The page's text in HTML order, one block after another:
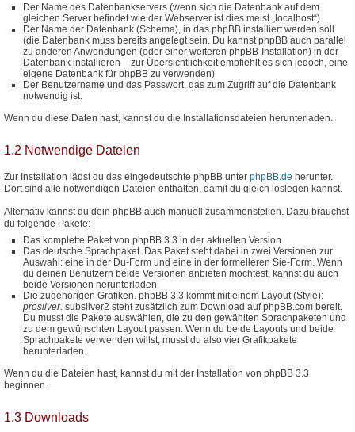
Der Name des Datenbankservers (wenn sich die Datenbank auf dem
gleichen Server befindet wie der Webserver ist dies meist „localhost“)
Der Name der Datenbank (Schema), in das phpBB installiert werden soll
(die Datenbank muss bereits angelegt sein. Du kannst phpBB auch parallel
zu anderen Anwendungen (oder einer weiteren phpBB-Installation) in der
Datenbank installieren – zur Übersichtlichkeit empfiehlt es sich jedoch, eine
eigene Datenbank für phpBB zu verwenden)
Der Benutzername und das Passwort, das zum Zugriff auf die Datenbank
notwendig ist.
Wenn du diese Daten hast, kannst du die Installationsdateien herunterladen.
1.2 Notwendige Dateien
Zur Installation lädst du das eingedeutschte phpBB unter phpBB.de herunter.
Dort sind alle notwendigen Dateien enthalten, damit du gleich loslegen kannst.
Alternativ kannst du dein phpBB auch manuell zusammenstellen. Dazu brauchst
du folgende Pakete:
Das komplette Paket von phpBB 3.3 in der aktuellen Version
Das deutsche Sprachpaket. Das Paket steht dabei in zwei Versionen zur
Auswahl: eine in der Du-Form und eine in der formelleren Sie-Form. Wenn
du deinen Benutzern beide Versionen anbieten möchtest, kannst du auch
beide Versionen herunterladen.
Die zugehörigen Grafiken. phpBB 3.3 kommt mit einem Layout (Style):
prosilver. subsilver2 steht zusätzlich zum Download auf phpBB.com bereit.
Du musst die Pakete auswählen, die zu den gewählten Sprachpaketen und
zu dem gewünschten Layout passen. Wenn du beide Layouts und beide
Sprachpakete verwenden willst, musst du also vier Grafikpakete
herunterladen.
Wenn du die Dateien hast, kannst du mit der Installation von phpBB 3.3
beginnen.
1.3 Downloads